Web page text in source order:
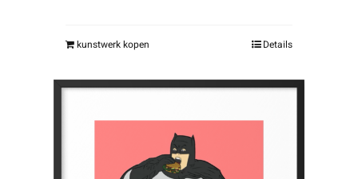
kunstwerk kopen Details